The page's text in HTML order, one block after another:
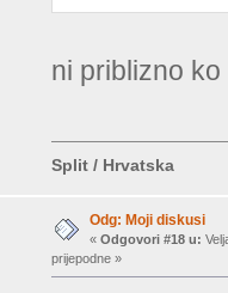
ni priblizno ko
Split / Hrvatska
Odg: Moji diskusi
« Odgovori #18 u:
prijepodne »